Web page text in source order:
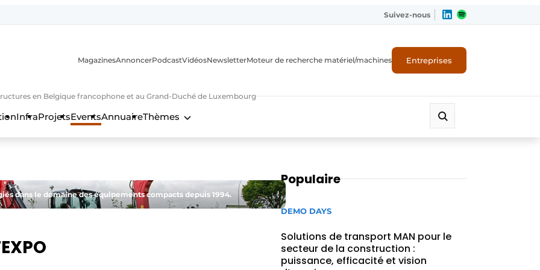
Suivez-nous
en Belgique francophone et au Grand-Duché de Luxembourg
MagazinesAnnoncerPodcastVidéosNewsletterMoteur de recherche matériel/machines Entreprises
InfraProjetsEventsAnnuaireThèmes
dans le domaine des équipements compacts depuis 1994.
Populaire
DEMO DAYS
Solutions de transport MAN pour le
secteur de la construction :
puissance, efficacité et vision